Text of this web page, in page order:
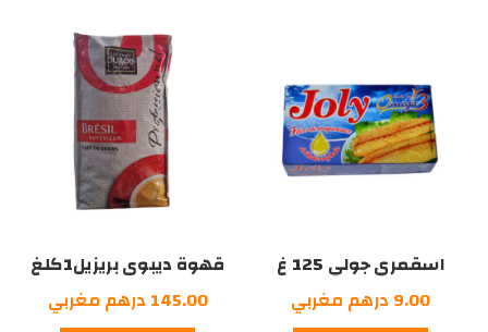
اسقمري جولي 125 غ
9.00 درهم مغربي
قهوة ديبوى بريزيل1كلغ
145.00 درهم مغربي